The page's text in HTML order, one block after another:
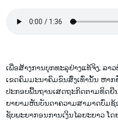
ເພື່ອ​ສ້າງການ​ບຸ​ກ​ທະ​ລຸ​ຢ່າງ​ແທ້​ຈິງ, ລາ
ເຂດ​ຄົມ​ມະ​ນາ​ຄົມ​ຂົນ​ສົ່ງ​ເທົ່າ​ນັ້ນ ຫາກ​
ປະ​ກອບ​ພື້ນ​ຖານ​ເສດ​ຖະ​ກິດ​ຕາ​ມ​ທິດ​ຍື
ຍາ​ຍາມ​ຫັນ​ບັນ​ດາ​ຄວາມ​ສ​າ​ມາດ​ບົ່ມ​
ຊັບ​ພະ​ຍາ​ກອນ​ການ​ເງິນໄລຍະ​ຍາວ ໂ